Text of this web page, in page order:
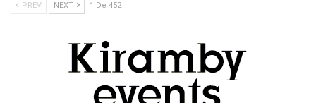
PREV NEXT 1 De 452